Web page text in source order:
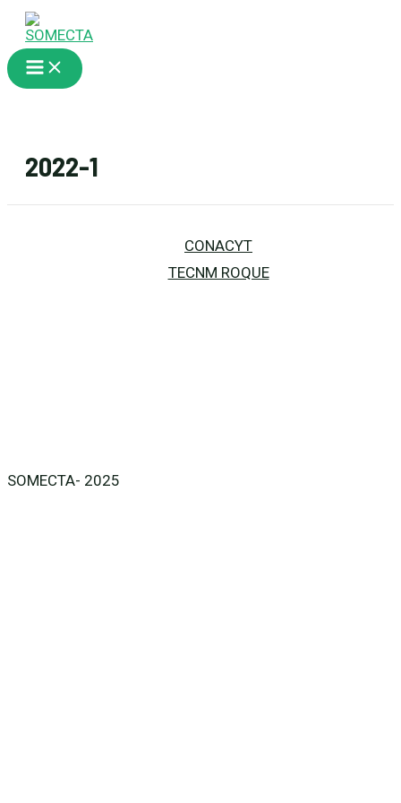
contenido
Main
Menu
2022-1
CONACYT
TECNM ROQUE
SOMECTA- 2025